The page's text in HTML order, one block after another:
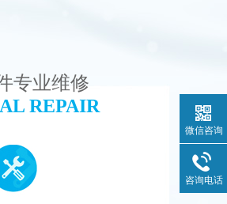
专业维修
REPAIR
微信咨询
咨询电话